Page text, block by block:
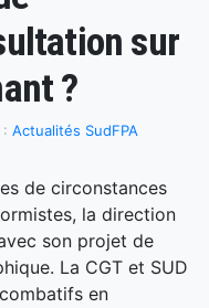
sur
?
Actualités SudFPA
de circonstances
la direction
son projet de
La CGT et SUD
en